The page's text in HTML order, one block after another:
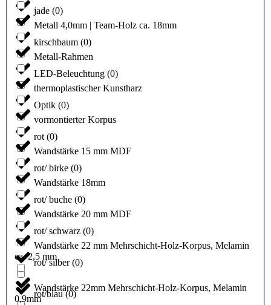
jade (0)
kirschbaum (0)
LED-Beleuchtung (0)
Optik (0)
rot (0)
rot/ birke (0)
rot/ buche (0)
rot/ schwarz (0)
rot/ silber(0)
rot/blau(0)
Metall 4,0mm | Team-Holz ca. 18mm
Metall-Rahmen
thermoplastischer Kunstharz
vormontierter Korpus
Wandstärke 15 mm MDF
Wandstärke 18mm
Wandstärke 20 mm MDF
Wandstärke 22 mm Mehrschicht-Holz-Korpus, Melamin
ca. 2,5 mm
Wandstärke 22mm Mehrschicht-Holz-Korpus, Melamin
0,9mm